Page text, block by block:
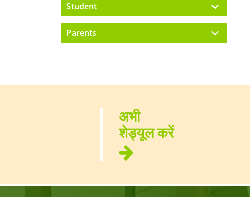
Student
Parents
अभी
शेड्यूल करें